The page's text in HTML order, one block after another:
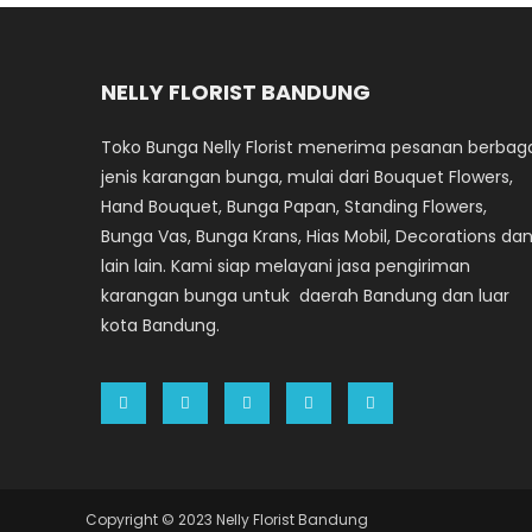
NELLY FLORIST BANDUNG
Toko Bunga Nelly Florist menerima pesanan
jenis karangan bunga, mulai dari Bouquet Flowers,
Hand Bouquet, Bunga Papan, Standing Flowers,
Bunga Vas, Bunga Krans, Hias Mobil, Decorations dan
lain lain. Kami siap melayani jasa pengiriman
karangan bunga untuk daerah Bandung dan luar
kota Bandung.
Copyright © 2023 Nelly Florist Bandung